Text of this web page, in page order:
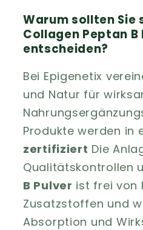
Warum sollten Sie
Collagen Peptan B
entscheiden?
Bei Epigenetix
und Natur für
Produkte werden in
zertifiziert Die
Qualitätskontrollen
B Pulver ist frei von
Zusatzstoffen und
Absorption und